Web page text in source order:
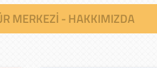
MERKEZI - HAKKIMIZDA